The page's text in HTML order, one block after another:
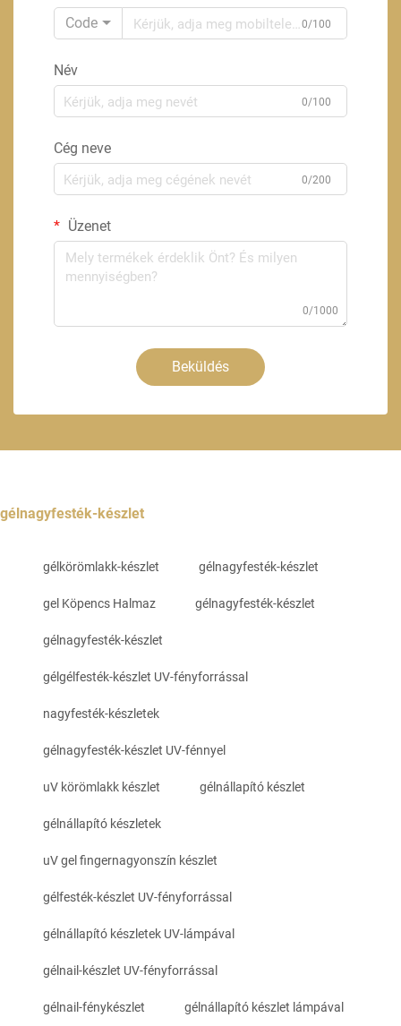
Code
0/100
Név
0/100
Cég neve
0/200
Üzenet
0/1000
Beküldés
gélnagyfesték-készlet
gélkörömlakk-készlet gélnagyfesték-készlet
gel Köpencs Halmaz gélnagyfesték-készlet
gélnagyfesték-készlet
gélgélfesték-készlet UV-fényforrással
nagyfesték-készletek
gélnagyfesték-készlet UV-fénnyel
uV körömlakk készlet gélnállapító készlet
gélnállapító készletek
uV gel fingernagyonszín készlet
gélfesték-készlet UV-fényforrással
gélnállapító készletek UV-lámpával
gélnail-készlet UV-fényforrással
gélnail-fénykészlet gélnállapító készlet lámpával